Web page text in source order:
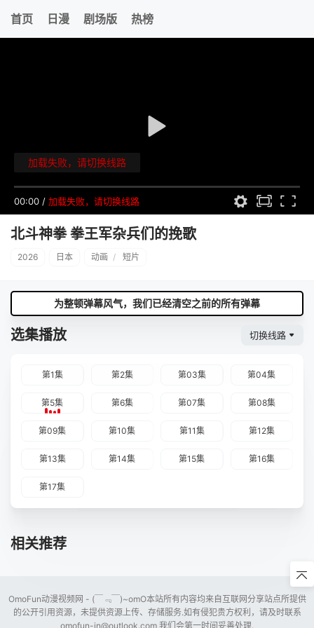
首页 日漫 剧场版 热榜
00:00 / 加载失败，请切换线路
加载失败，请切换线路
北斗神拳 拳王军杂兵们的挽歌
2026 日本 动画 / 短片
为整顿弹幕风气，我们已经清空之前的所有弹幕
选集播放 切换线路
第1集 第2集 第03集 第04集
第5集 第6集 第07集 第08集
第09集 第10集 第11集 第12集
第13集 第14集 第15集 第16集
第17集
相关推荐
OmoFun动漫视频网 - (￣﹃￣)~omO本站所有内容均来自互联网分享站点所提供
的公开引用资源，未提供资源上传、存储服务.如有侵犯贵方权利，请及时联系
omofun-in@outlook.com 我们会第一时间妥善处理.